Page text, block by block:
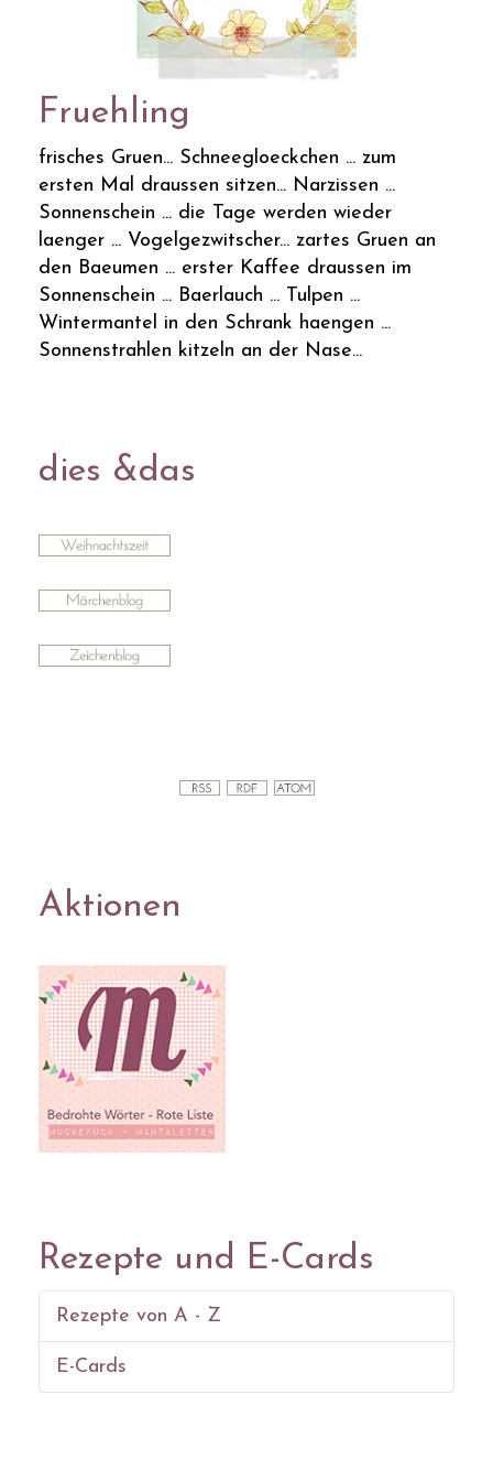
Fruehling
frisches Gruen... Schneegloeckchen ... zum
ersten Mal draussen sitzen... Narzissen ...
Sonnenschein ... die Tage werden wieder
laenger ... Vogelgezwitscher... zartes Gruen an
den Baeumen ... erster Kaffee draussen im
Sonnenschein ... Baerlauch ... Tulpen ...
Wintermantel in den Schrank haengen ...
Sonnenstrahlen kitzeln an der Nase...
dies &das
Aktionen
Rezepte und E-Cards
Rezepte von A - Z
E-Cards